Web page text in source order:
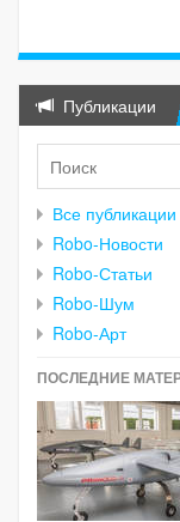
Публикации
Все публикации
Robo-Новости
Robo-Статьи
Robo-Шум
Robo-Арт
ПОСЛЕДНИЕ